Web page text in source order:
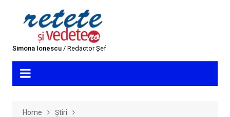
Simona Ionescu/ Redactor Șef
Home
Știri